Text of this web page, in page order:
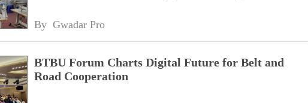
By Gwadar Pro
BTBU Forum Charts Digital Future for Belt and
Road Cooperation